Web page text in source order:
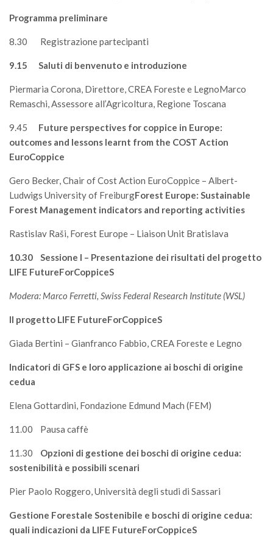
I Congresso (Padova 1997)
Redazione
Pagina Principale
Editoriali
Pillole di Scienze Forestali
Highlights
Comunicati
Infografiche
Video
SISEF Notebook (Rassegna Stampa)
SISEF Eventi
SISEF Publishing
Credits
Programma preliminare
8.30 Registrazione partecipanti
9.15 Saluti di benvenuto e introduzione
Piermaria Corona, Direttore, CREA Foreste e LegnoMarco
Remaschi, Assessore all’Agricoltura, Regione Toscana
9.45 Future perspectives for coppice in Europe:
outcomes and lessons learnt from the COST Action
EuroCoppice
Gero Becker, Chair of Cost Action EuroCoppice – Albert-
Ludwigs University of FreiburgForest Europe: Sustainable
Forest Management indicators and reporting activities
Rastislav Raši, Forest Europe – Liaison Unit Bratislava
10.30 Sessione I – Presentazione dei risultati del progetto
LIFE FutureForCoppiceS
Modera: Marco Ferretti, Swiss Federal Research Institute (WSL)
Il progetto LIFE FutureForCoppiceS
Giada Bertini – Gianfranco Fabbio, CREA Foreste e Legno
Indicatori di GFS e loro applicazione ai boschi di origine
cedua
Elena Gottardini, Fondazione Edmund Mach (FEM)
11.00 Pausa caffè
11.30 Opzioni di gestione dei boschi di origine cedua:
sostenibilità e possibili scenari
Pier Paolo Roggero, Università degli studi di Sassari
Gestione Forestale Sostenibile e boschi di origine cedua:
quali indicazioni da LIFE FutureForCoppiceS